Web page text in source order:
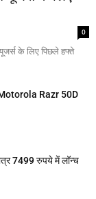
0
के लिए पिछले हफ्ते
Razr 50D
7499 रुपये में लॉन्च